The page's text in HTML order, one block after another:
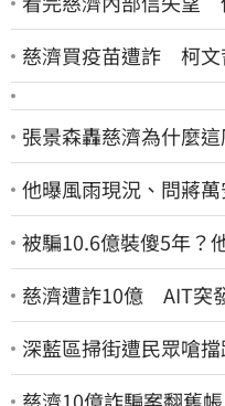
慈濟買疫苗遭詐 柯文
張景森轟慈濟為什麼這
他曝風雨現況、問蔣
被騙10.6億裝傻5年？
慈濟遭詐10億 AIT突
深藍區掃街遭民眾嗆